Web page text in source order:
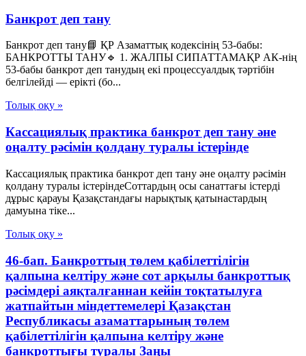
Банкрот деп тану
Банкрот деп тану📘 ҚР Азаматтық кодексінің 53-бабы:
БАНКРОТТЫ ТАНУ🔹 1. ЖАЛПЫ СИПАТТАМАҚР АК-нің
53-бабы банкрот деп танудың екі процессуалдық тәртібін
белгілейді — ерікті (бо...
Толық оқу »
Кассациялық практика банкрот деп тану әне
оңалту рәсімін қолдану туралы істерінде
Кассациялық практика банкрот деп тану әне оңалту рәсімін
қолдану туралы істеріндеСоттардың осы санаттағы істерді
дұрыс қарауы Қазақстандағы нарықтық қатынастардың
дамуына тіке...
Толық оқу »
46-бап. Банкроттың төлем қабілеттілігін
қалпына келтіру және сот арқылы банкроттық
рәсімдері аяқталғаннан кейін тоқтатылуға
жатпайтын міндеттемелері Қазақстан
Республикасы азаматтарының төлем
қабілеттілігін қалпына келтіру және
банкроттығы туралы Заңы